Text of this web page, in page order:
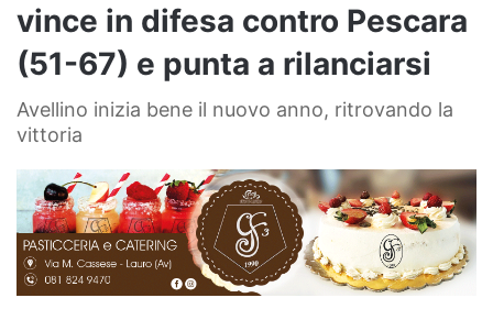
vince in difesa contro Pescara
(51-67) e punta a rilanciarsi
Avellino inizia bene il nuovo anno, ritrovando la
vittoria